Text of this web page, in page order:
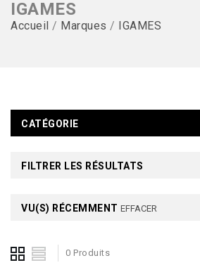
IGAMES
Accueil / Marques / IGAMES
CATÉGORIE
FILTRER LES RÉSULTATS
VU(S) RÉCEMMENT EFFACER
0 Produits